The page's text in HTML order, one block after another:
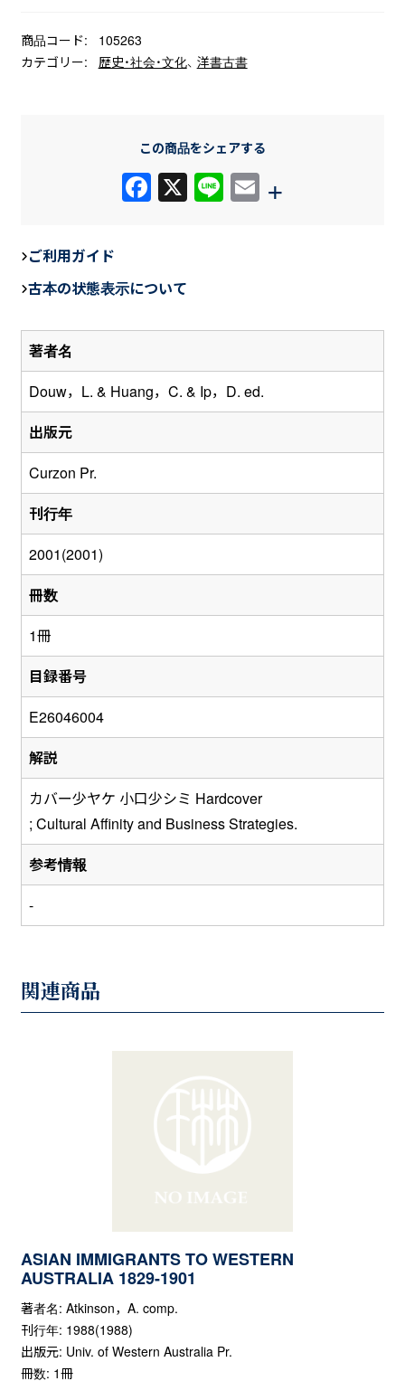
商品コード:
105263
カテゴリー:
歴史・社会・文化、 洋書古書
著者名
Douw，L. & Huang，C. & Ip，D. ed.
出版元
Curzon Pr.
刊行年
2001(2001)
冊数
1冊
目録番号
E26046004
解説
カバー少ヤケ 小口少シミ Hardcover
; Cultural Affinity and Business Strategies.
参考情報
-
この商品をシェアする
F
e
b
o
o
k
X Li E
+
ご利用ガイド
古本の状態表示について
関連商品
ASIAN IMMIGRANTS TO WESTERN
AUSTRALIA 1829-1901
著者名: Atkinson，A. comp.
刊行年: 1988(1988)
出版元: Univ. of Western Australia Pr.
冊数: 1冊